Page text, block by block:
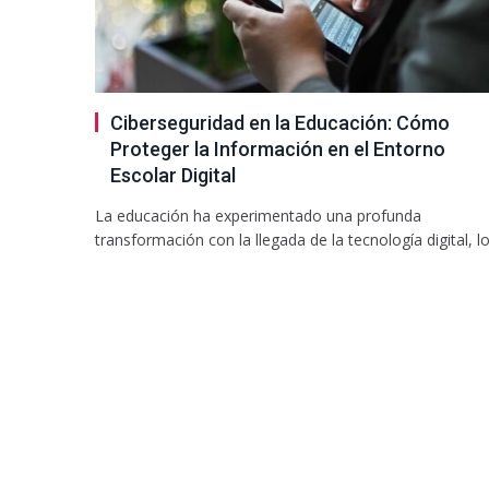
Ciberseguridad en la Educación: Cómo
Proteger la Información en el Entorno
Escolar Digital
La educación ha experimentado una profunda
transformación con la llegada de la tecnología digital,